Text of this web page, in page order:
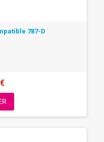
787-D